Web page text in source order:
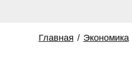
Главная / Экономика